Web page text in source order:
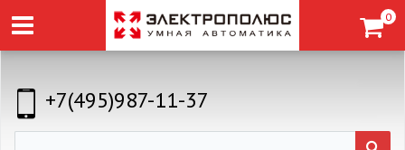
0
+7(495)987-11-37